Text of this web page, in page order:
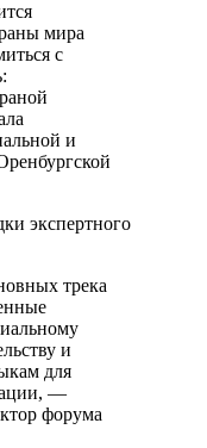
мира
с
и
экспертного
трека
и
для
—
форума